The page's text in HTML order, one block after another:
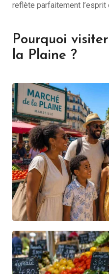
reflète parfaitement l’esprit
Pourquoi
la Plaine ?